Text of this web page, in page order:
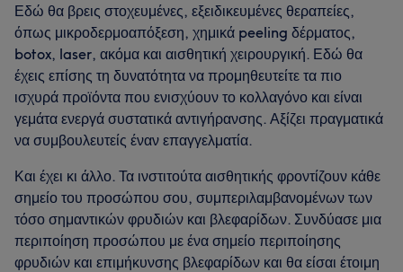
Εδώ θα βρεις στοχευμένες, εξειδικευμένες θεραπείες,
όπως μικροδερμοαπόξεση, χημικά peeling δέρματος,
botox, laser, ακόμα και αισθητική χειρουργική. Εδώ θα
έχεις επίσης τη δυνατότητα να προμηθευτείτε τα πιο
ισχυρά προϊόντα που ενισχύουν το κολλαγόνο και είναι
γεμάτα ενεργά συστατικά αντιγήρανσης. Αξίζει πραγματικά
να συμβουλευτείς έναν επαγγελματία.
Και έχει κι άλλο. Τα ινστιτούτα αισθητικής φροντίζουν κάθε
σημείο του προσώπου σου, συμπεριλαμβανομένων των
τόσο σημαντικών φρυδιών και βλεφαρίδων. Συνδύασε μια
περιποίηση προσώπου με ένα σημείο περιποίησης
φρυδιών και επιμήκυνσης βλεφαρίδων και θα είσαι έτοιμη